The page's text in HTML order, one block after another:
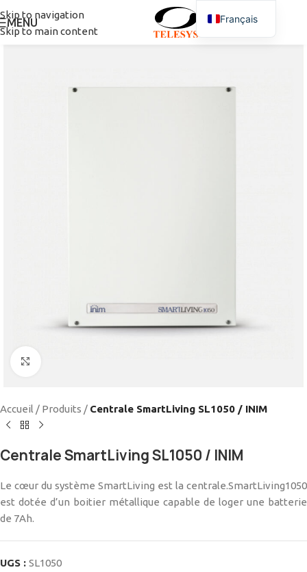
Skip to navigation
Skip to main content
MENU
Accueil / Produits / Centrale SmartLiving SL1050 / INIM
Centrale SmartLiving SL1050 / INIM
Le cœur du système SmartLiving est la centrale.SmartLiving1050
est dotée d’un boitier métallique capable de loger une batterie
de 7Ah.
UGS : SL1050
Français